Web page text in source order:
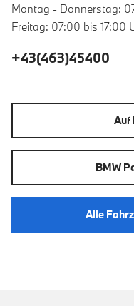
Montag - Donnerstag:
Freitag: 07:00 bis 17:00
+43(463)45400
Auf
BMW
Alle